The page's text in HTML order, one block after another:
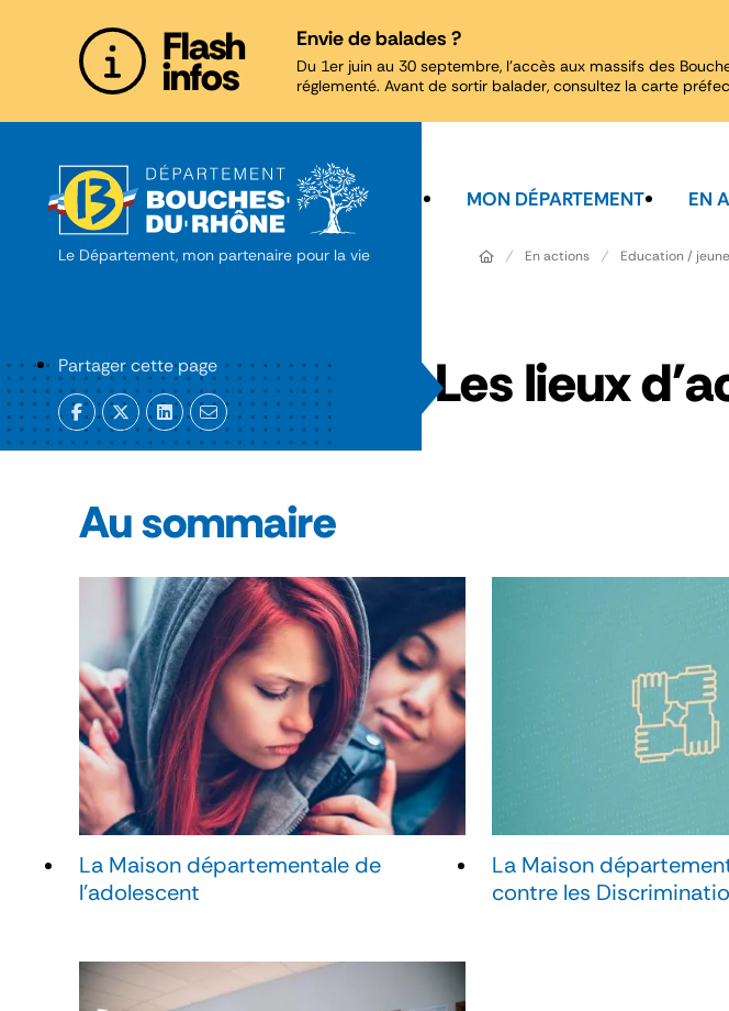
Flash
infos
Envie de balades ?
Du 1er juin au 30 septembre, l'accès aux massifs des
réglementé. Avant de sortir balader, consultez la carte
Le Département, mon partenaire pour la vie
MON DÉPARTEMENT EN
En actions
Education /
Les lieux
Partager cette page
Au sommaire
La Maison départementale de
l'adolescent
La Maison
contre les